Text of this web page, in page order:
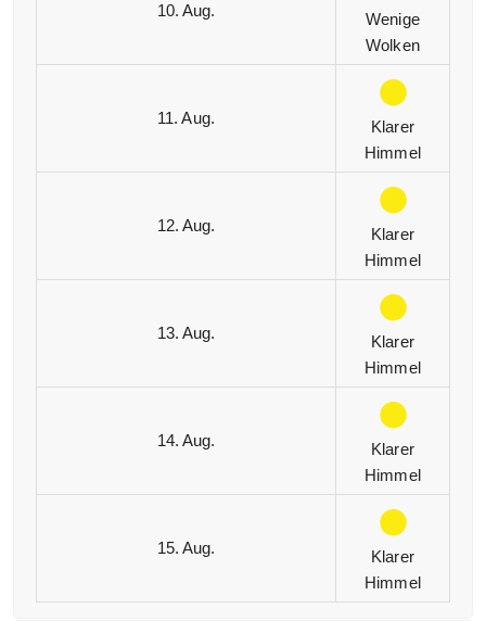
10. Aug.
Wenige
Wolken
11. Aug.
Klarer
Himmel
12. Aug.
Klarer
Himmel
13. Aug.
Klarer
Himmel
14. Aug.
Klarer
Himmel
15. Aug.
Klarer
Himmel